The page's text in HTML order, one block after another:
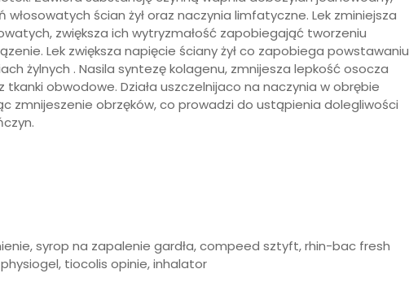
włosowatych ścian żył oraz naczynia limfatyczne. Lek zminiejsza
zwiększa ich wytryzmałość zapobiegająć tworzeniu
Lek zwiększa napięcie ściany żył co zapobiega powstawaniu
żylnych . Nasila syntezę kolagenu, zmnijesza lepkość osocza
tkanki obwodowe. Działa uszczelnijaco na naczynia w obrębie
zmnijeszenie obrzęków, co prowadzi do ustąpienia dolegliwości
syrop na zapalenie gardła, compeed sztyft, rhin-bac fresh
tiocolis opinie, inhalator